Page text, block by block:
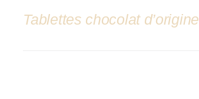
Tablettes chocolat d’origine